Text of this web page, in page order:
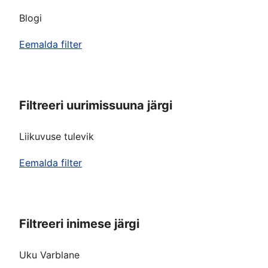
Blogi
Eemalda filter
Filtreeri uurimissuuna järgi
Liikuvuse tulevik
Eemalda filter
Filtreeri inimese järgi
Uku Varblane